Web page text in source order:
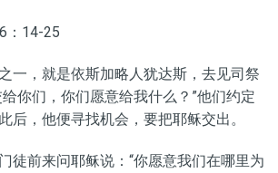
：14-25
一，就是依斯加略人犹达斯，去见司祭
你们，你们愿意给我什么？”他们约定
后，他便寻找机会，要把耶稣交出。
徒前来问耶稣说：“你愿意我们在哪里为